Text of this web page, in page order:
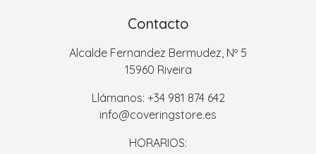
Contacto
Alcalde Fernandez Bermudez, Nº 5
15960 Riveira
Llámanos: +34 981 874 642
info@coveringstore.es
HORARIOS: